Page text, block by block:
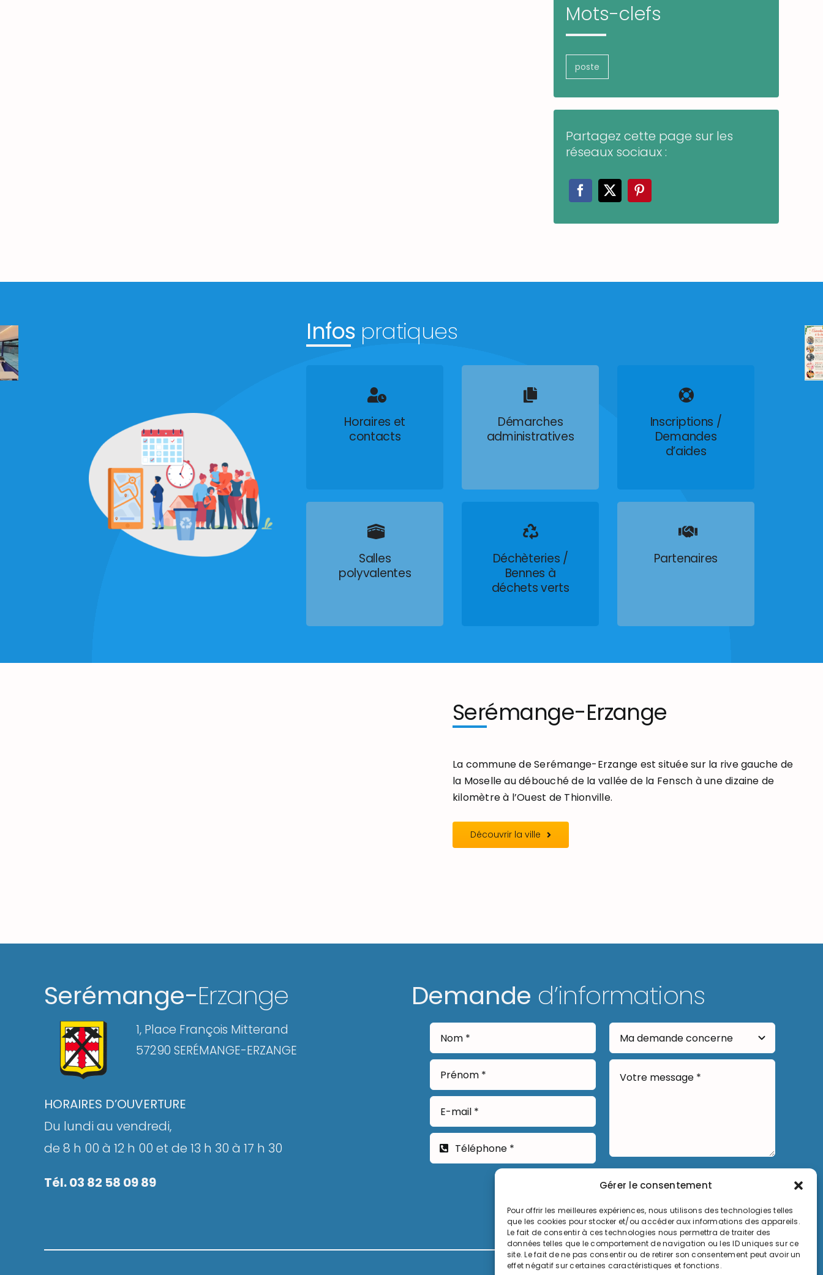
Gérer le consentement
Pour offrir les meilleures expériences, nous utilisons des technologies telles
que les cookies pour stocker et/ou accéder aux informations des appareils.
Le fait de consentir à ces technologies nous permettra de traiter des
données telles que le comportement de navigation ou les ID uniques sur ce
site. Le fait de ne pas consentir ou de retirer son consentement peut avoir un
effet négatif sur certaines caractéristiques et fonctions.
Mots-clefs
poste
Partagez cette page sur les
réseaux sociaux :
Infos pratiques
Horaires et
contacts
Démarches
administratives
Inscriptions /
Demandes
d’aides
Salles
polyvalentes
Déchèteries /
Bennes à
déchets verts
Partenaires
Serémange-Erzange
La commune de Serémange-Erzange est située sur la rive gauche de
la Moselle au débouché de la vallée de la Fensch à une dizaine de
kilomètre à l’Ouest de Thionville.
Découvrir la ville
Serémange-Erzange
1, Place François Mitterand
57290 SERÉMANGE-ERZANGE
HORAIRES D’OUVERTURE
Du lundi au vendredi,
de 8 h 00 à 12 h 00 et de 13 h 30 à 17 h 30
Tél. 03 82 58 09 89
Demande d’informations
Envoyer